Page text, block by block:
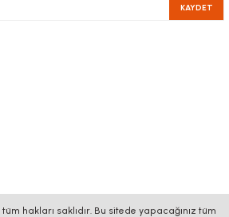
KAYDET
tüm hakları saklıdır. Bu sitede yapacağınız tüm